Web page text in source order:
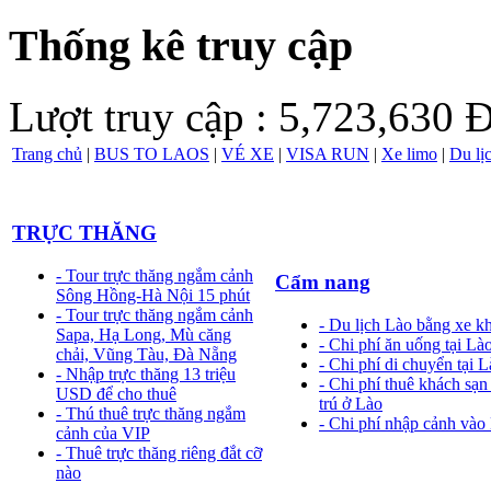
Thống kê truy cập
Lượt truy cập : 5,723,630
Trang chủ | BUS TO LAOS | VÉ XE | VISA RUN | Xe limo | Du
TRỰC THĂNG
- Tour trực thăng ngắm cảnh
Sông Hồng-Hà Nội 15 phút
- Tour trực thăng ngắm cảnh
Sapa, Hạ Long, Mù căng
chải, Vũng Tàu, Đà Nẵng
- Nhập trực thăng 13 triệu
USD để cho thuê
- Thú thuê trực thăng ngắm
cảnh của VIP
- Thuê trực thăng riêng đắt cỡ
nào
Cẩm nang
- Du lịch Lào bằng xe
- Chi phí ăn uống tại
- Chi phí di chuyển tại
- Chi phí thuê khách
trú ở Lào
- Chi phí nhập cảnh vào